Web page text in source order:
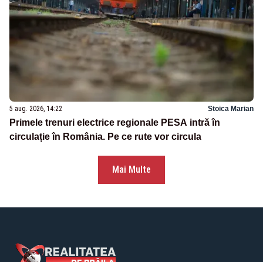
5 aug. 2026, 14:22 Stoica Marian
Primele trenuri electrice regionale PESA intră în
circulație în România. Pe ce rute vor circula
Mai Multe